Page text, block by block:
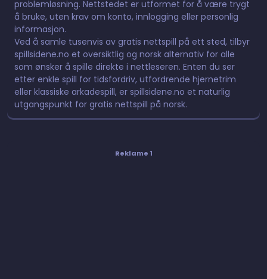
problemløsning. Nettstedet er utformet for å være trygt
å bruke, uten krav om konto, innlogging eller personlig
informasjon.
Ved å samle tusenvis av gratis nettspill på ett sted, tilbyr
spillsidene.no et oversiktlig og norsk alternativ for alle
som ønsker å spille direkte i nettleseren. Enten du ser
etter enkle spill for tidsfordriv, utfordrende hjernetrim
eller klassiske arkadespill, er spillsidene.no et naturlig
utgangspunkt for gratis nettspill på norsk.
Reklame 1